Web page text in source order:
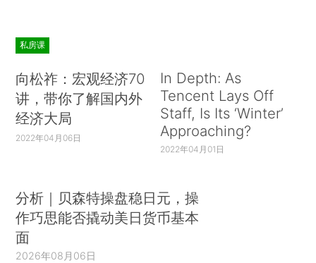
私房课
向松祚：宏观经济70
讲，带你了解国内外
经济大局
2022年04月06日
In Depth: As
Tencent Lays Off
Staff, Is Its ‘Winter’
Approaching?
2022年04月01日
分析｜贝森特操盘稳日元，操
作巧思能否撬动美日货币基本
面
2026年08月06日